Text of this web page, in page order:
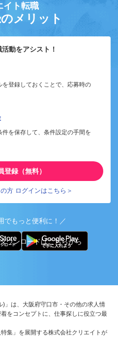
イト転職
メリット
動をアシスト！
を登録しておくことで、応募時の
件を保存して、条件設定の手間を
登録（無料）
方 ログインはこちら＞
でもっと便利に！／
ウンロードはこちらから
)」は、大阪府守口市・その他の求人情
をコンセプトに、仕事探しに役立つ最
集」を展開する株式会社クリエイトが